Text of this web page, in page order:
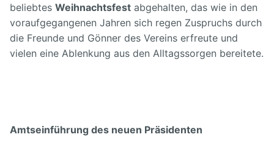
beliebtes Weihnachtsfest abgehalten, das wie in den
voraufgegangenen Jahren sich regen Zuspruchs durch
die Freunde und Gönner des Vereins erfreute und
vielen eine Ablenkung aus den Alltagssorgen bereitete.
Amtseinführung des neuen Präsidenten